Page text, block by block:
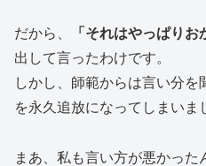
だから、 「それはやっぱりお
出して言ったわけです。
しかし、師範からは言い分
を永久追放になってしまいま
まあ、私も言い方が悪かった